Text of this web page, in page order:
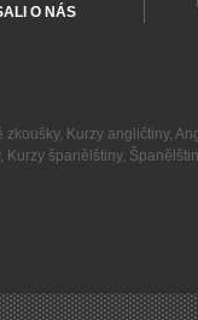
O NÁS
zkoušky, Kurzy angličtiny,
, Kurzy španělštiny,